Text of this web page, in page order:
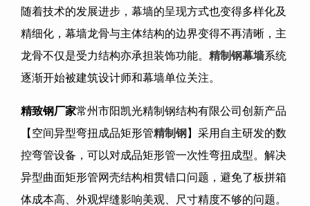
随着技术的发展进步，幕墙的呈现方式也变得多样化及
精细化，幕墙龙骨与主体结构的边界变得不再清晰，主
龙骨不仅是受力结构亦承担装饰功能。 精制钢幕墙系统
逐渐开始被建筑设计师和幕墙单位关注。
精致钢厂家常州市阳凯光精制钢结构有限公司创新产品
【空间异型弯扭成品矩形管精制钢 】采用自主研发的数
控弯管设备，可以对成品矩形管一次性弯扭成型。解决
异型曲面矩形管网壳结构相贯错口问题，避免了板拼箱
体成本高、外观焊缝影响美观、尺寸精度不够的问题。